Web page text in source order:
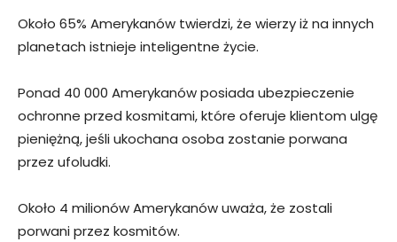
Około 65% Amerykanów twierdzi, że wierzy iż na innych
planetach istnieje inteligentne życie.
Ponad 40 000 Amerykanów posiada ubezpieczenie
ochronne przed kosmitami, które oferuje klientom ulgę
pieniężną, jeśli ukochana osoba zostanie porwana
przez ufoludki.
Około 4 milionów Amerykanów uważa, że zostali
porwani przez kosmitów.